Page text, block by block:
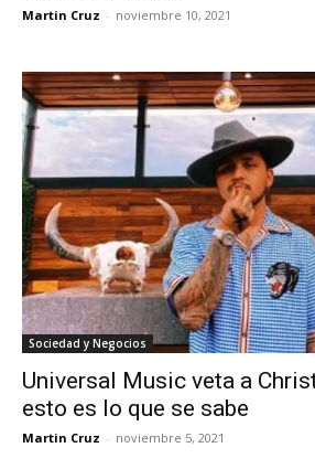
Martin Cruz - noviembre 10, 2021
Sociedad y Negocios
Universal Music veta a
esto es lo que se sabe
Martin Cruz - noviembre 5, 2021